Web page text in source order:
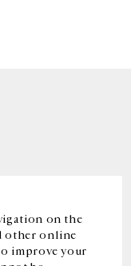
on the
other online
improve your